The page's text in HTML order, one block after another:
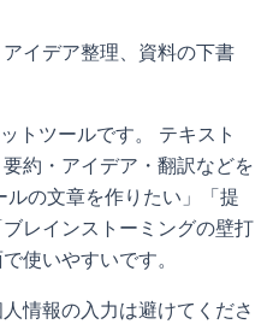
アイデア整理、資料の下書
トツールです。 テキスト
約・アイデア・翻訳などを
の文章を作りたい」「提
レインストーミングの壁打
使いやすいです。
情報の入力は避けてくださ